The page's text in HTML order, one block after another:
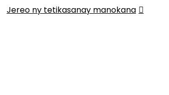
Jereo ny tetikasanay manokana